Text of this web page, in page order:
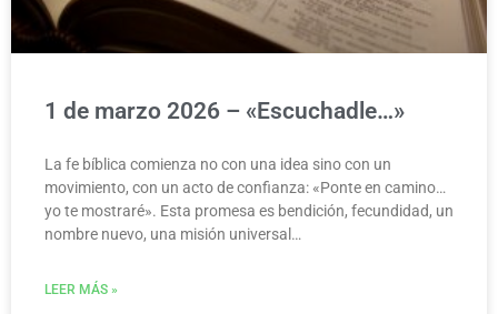
1 de marzo 2026 – «Escuchadle…»
La fe bíblica comienza no con una idea sino con un
movimiento, con un acto de confianza: «Ponte en camino…
yo te mostraré». Esta promesa es bendición, fecundidad, un
nombre nuevo, una misión universal…
LEER MÁS »